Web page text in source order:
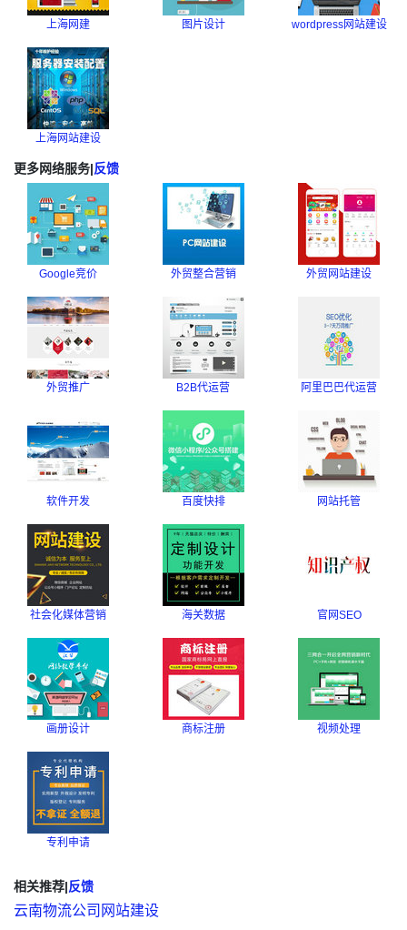
上海网建 图片设计 wordpress网站建设
上海网站建设
更多网络服务|反馈
Google竞价 外贸整合营销 外贸网站建设
外贸推广 B2B代运营 阿里巴巴代运营
软件开发 百度快排 网站托管
社会化媒体营销 海关数据 官网SEO
画册设计 商标注册 视频处理
专利申请
相关推荐|反馈
云南物流公司网站建设